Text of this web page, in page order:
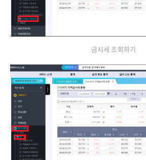
금시세 조회하기